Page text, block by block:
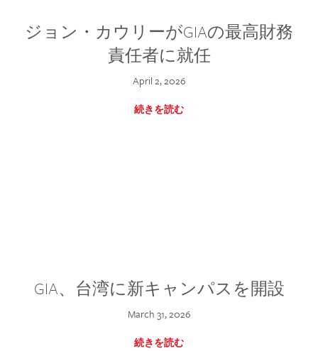
ジョン・カウリーがGIAの最高財務
責任者に就任
April 2, 2026
続きを読む
GIA、台湾に新キャンパスを開設
March 31, 2026
続きを読む